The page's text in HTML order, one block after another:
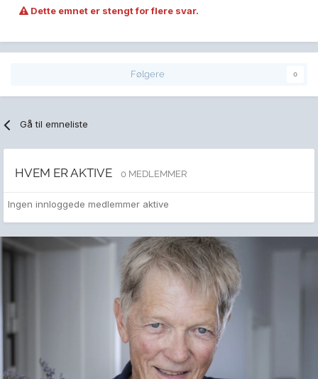
Dette emnet er stengt for flere svar.
Følgere 0
Gå til emneliste
HVEM ER AKTIVE 0 MEDLEMMER
Ingen innloggede medlemmer aktive